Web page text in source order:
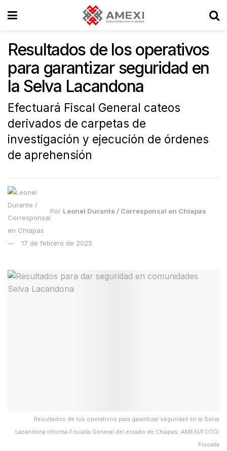
Resultados de los operativos
para garantizar seguridad en
la Selva Lacandona
Efectuará Fiscal General cateos
derivados de carpetas de
investigación y ejecución de órdenes
de aprehensión
Por Leonel Durante / Corresponsal en Chiapas
17 de febrero de 2025
Resultados de los operativos para garantizar seguridad en la Selva
Lacandona informa Fiscalía General del estado de Chiapas. AMEXI/FOTO/
Fiscalía